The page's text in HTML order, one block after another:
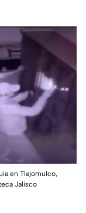
en Tlajomulco,
Jalisco